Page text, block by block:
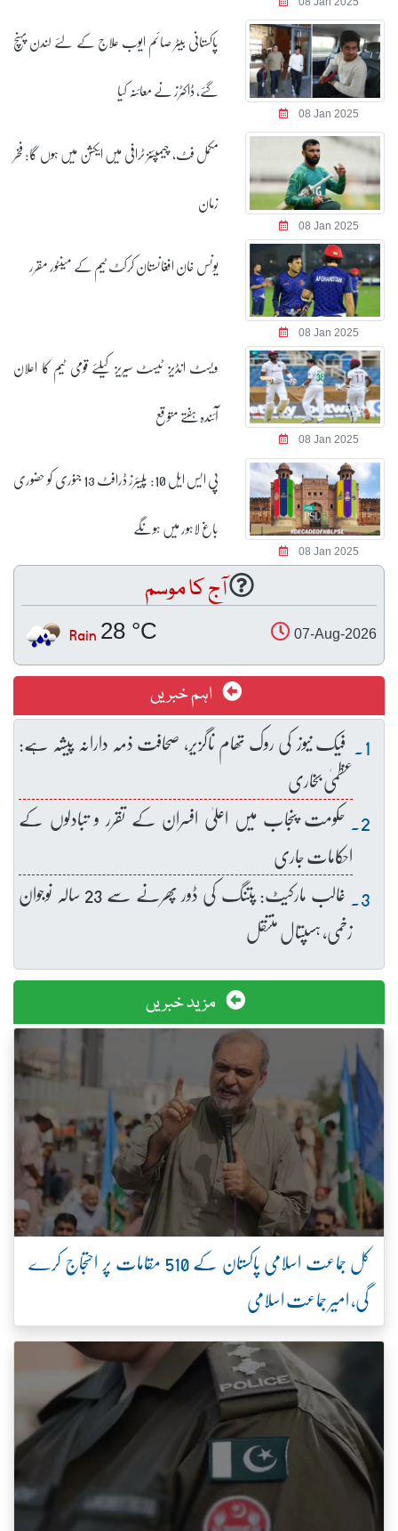
08 Jan 2025
پاکستانی بیٹر صائم ایوب علاج کے لئے لندن پہنچ
گئے، ڈاکٹرز نے معائنہ کیا
08 Jan 2025
مکمل فٹ، چیمپئنز ٹرافی میں ایکشن میں ہوں گا: فخر
زمان
08 Jan 2025
یونس خان افغانستان کرکٹ ٹیم کے مینٹور مقرر
08 Jan 2025
ویسٹ انڈیز ٹیسٹ سیریز کیلئے قومی ٹیم کا اعلان
آئندہ ہفتے متوقع
08 Jan 2025
پی ایس ایل 10: پلیئرز ڈرافٹ 13 جنوری کو حضوری
باغ لاہور میں ہونگے
آج کا موسم
07-Aug-2026
28 °C
Rain
اہم خبریں
فیک نیوز کی روک تھام ناگزیر، صحافت ذمہ دارانہ پیشہ ہے:
عظمیٰ بخاری
حکومت پنجاب میں اعلیٰ افسران کے تقرر و تبادلوں کے
احکامات جاری
غالب مارکیٹ: پتنگ کی ڈور پھرنے سے 23 سالہ نوجوان
زخمی، ہسپتال منتقل
مزید خبریں
کل جماعت اسلامی پاکستان کے 510 مقامات پر احتجاج کرے
گی، امیر جماعت اسلامی